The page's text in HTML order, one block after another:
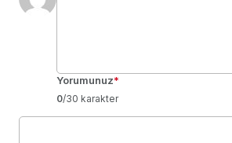
Yorumunuz*
0/30 karakter